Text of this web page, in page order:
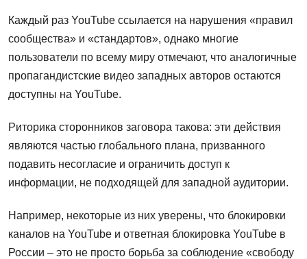
Каждый раз YouTube ссылается на нарушения «правил
сообщества» и «стандартов», однако многие
пользователи по всему миру отмечают, что аналогичные
пропагандистские видео западных авторов остаются
доступны на YouTube.
Риторика сторонников заговора такова: эти действия
являются частью глобального плана, призванного
подавить несогласие и ограничить доступ к
информации, не подходящей для западной аудитории.
Например, некоторые из них уверены, что блокировки
каналов на YouTube и ответная блокировка YouTube в
России – это не просто борьба за соблюдение «свободу